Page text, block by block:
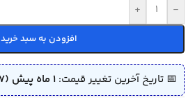
-
+
افزودن به سبد خرید
📅 تاریخ آخرین تغییر قیمت: 1 ماه پیش (1405/04/07)